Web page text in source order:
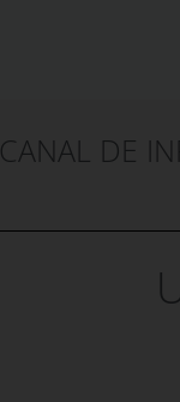
CANAL DE